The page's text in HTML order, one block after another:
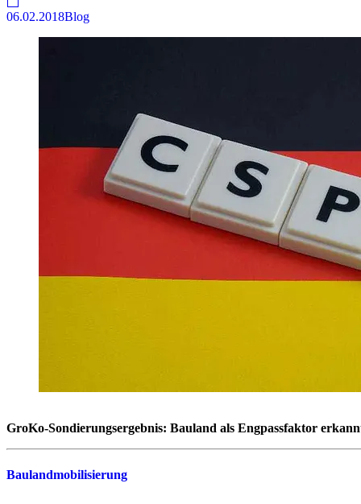
06.02.2018Blog
GroKo-Sondierungsergebnis: Bauland als Engpassfaktor
Baulandmobilisierung